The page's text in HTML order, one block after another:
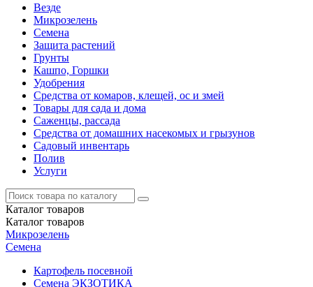
Везде
Микрозелень
Семена
Защита растений
Грунты
Кашпо, Горшки
Удобрения
Средства от комаров, клещей, ос и змей
Товары для сада и дома
Саженцы, рассада
Средства от домашних насекомых и грызунов
Садовый инвентарь
Полив
Услуги
Каталог товаров
Каталог товаров
Микрозелень
Семена
Картофель посевной
Семена ЭКЗОТИКА